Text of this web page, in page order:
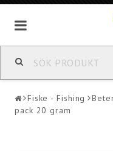
Fiske - Fishing
pack 20 gram